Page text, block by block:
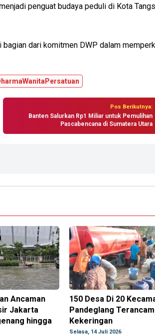
penguat budaya peduli di Kota
dari komitmen DWP dalam
Pos Berikutnya:
Banten Salurkan Rp1 Miliar untuk Pemulihan
Pascabencana di Sumatera Utara
Ancaman
Jakarta
hingga
150 Desa Di 20
Pandeglang Terancam
Kekeringan
Selasa, 14 Juli 2026